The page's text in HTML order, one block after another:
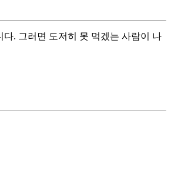
. 그러면 도저히 못 먹겠는 사람이 나